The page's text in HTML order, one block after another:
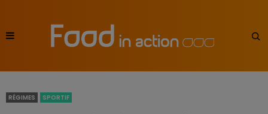
RÉGIMES SPORTIF